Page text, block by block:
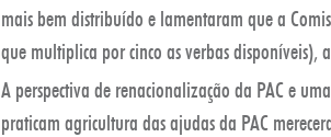
mais bem distribuído e lamentaram que a
que multiplica por cinco as verbas
A perspectiva de renacionalização da PAC e
praticam agricultura das ajudas da PAC